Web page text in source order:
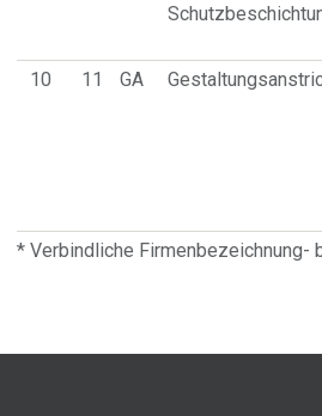
10
11 GA
* Verbindliche Firmenbezeichnung-